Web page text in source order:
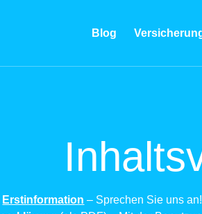
Blog
Erstinformation – Sprechen Sie uns